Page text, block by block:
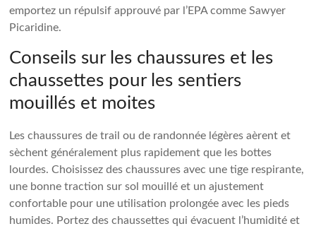
emportez un répulsif approuvé par l’EPA comme Sawyer
Picaridine.
Conseils sur les chaussures et les
chaussettes pour les sentiers
mouillés et moites
Les chaussures de trail ou de randonnée légères aèrent et
sèchent généralement plus rapidement que les bottes
lourdes. Choisissez des chaussures avec une tige respirante,
une bonne traction sur sol mouillé et un ajustement
confortable pour une utilisation prolongée avec les pieds
humides. Portez des chaussettes qui évacuent l’humidité et